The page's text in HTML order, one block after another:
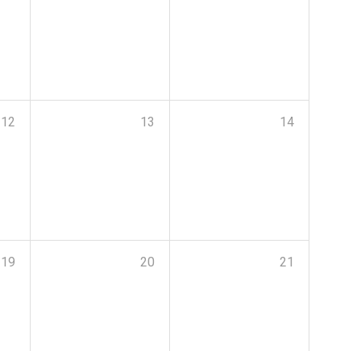
12 13 14
19 20 21